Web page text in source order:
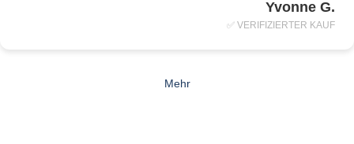
Yvonne G.
✅ VERIFIZIERTER KAUF
Mehr